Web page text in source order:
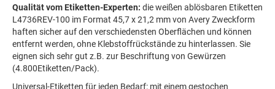
Qualität vom Etiketten-Experten: die weißen ablösbaren Etiketten
L4736REV-100 im Format 45,7 x 21,2 mm von Avery Zweckform
haften sicher auf den verschiedensten Oberflächen und können
entfernt werden, ohne Klebstoffrückstände zu hinterlassen. Sie
eignen sich sehr gut z.B. zur Beschriftung von Gewürzen
(4.800Etiketten/Pack).
Universal-Etiketten für jeden Bedarf: mit einem gestochen